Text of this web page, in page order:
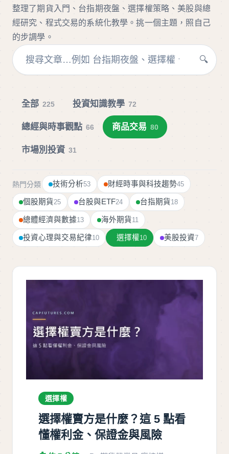
整理了期貨入門、台指期夜盤、選擇權策略、美股與總
經研究、程式交易的系統化教學。挑一個主題，照自己
的步調學。
🔍
全部 225 投資知識教學 72
總經與時事觀點 66 商品交易 80
市場別投資 31
熱門分類 技術分析53 財經時事與科技趨勢45
個股期貨25 台股與ETF24 台指期貨18
總體經濟與數據13 海外期貨11
投資心理與交易紀律10 選擇權10 美股投資7
選擇權
選擇權賣方是什麼？這 5 點看
懂權利金、保證金與風險